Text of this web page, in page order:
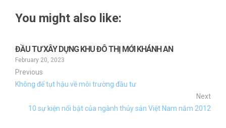
You might also like:
ĐẦU TƯ XÂY DỰNG KHU ĐÔ THỊ MỚI KHÁNH AN
February 20, 2023
Previous
Không để tụt hậu về môi trường đầu tư
Next
10 sự kiện nổi bật của ngành thủy sản Việt Nam năm 2012